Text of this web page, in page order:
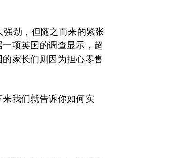
劲，但随之而来的紧张
项英国的调查显示，超
家长们则因为担心零售
我们就告诉你如何实